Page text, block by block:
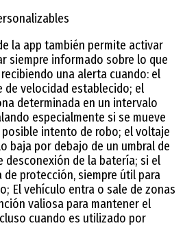
la app también permite activar
siempre informado sobre lo que
una alerta cuando: el
de velocidad establecido; el
determinada en un intervalo
especialmente si se mueve
intento de robo; el voltaje
baja por debajo de un umbral de
desconexión de la batería; si el
protección, siempre útil para
El vehículo entra o sale de zonas
valiosa para mantener el
cuando es utilizado por